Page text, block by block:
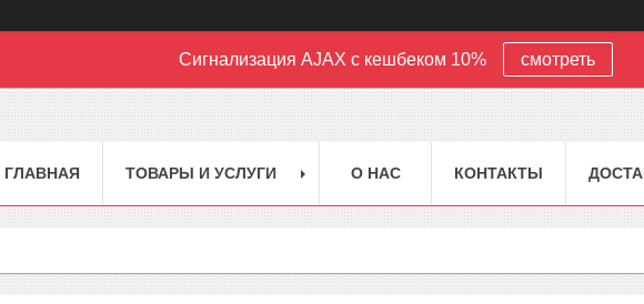
Сигнализация AJAX с кешбеком 10% смотреть
ГЛАВНАЯ ТОВАРЫ И УСЛУГИ О НАС КОНТАКТЫ